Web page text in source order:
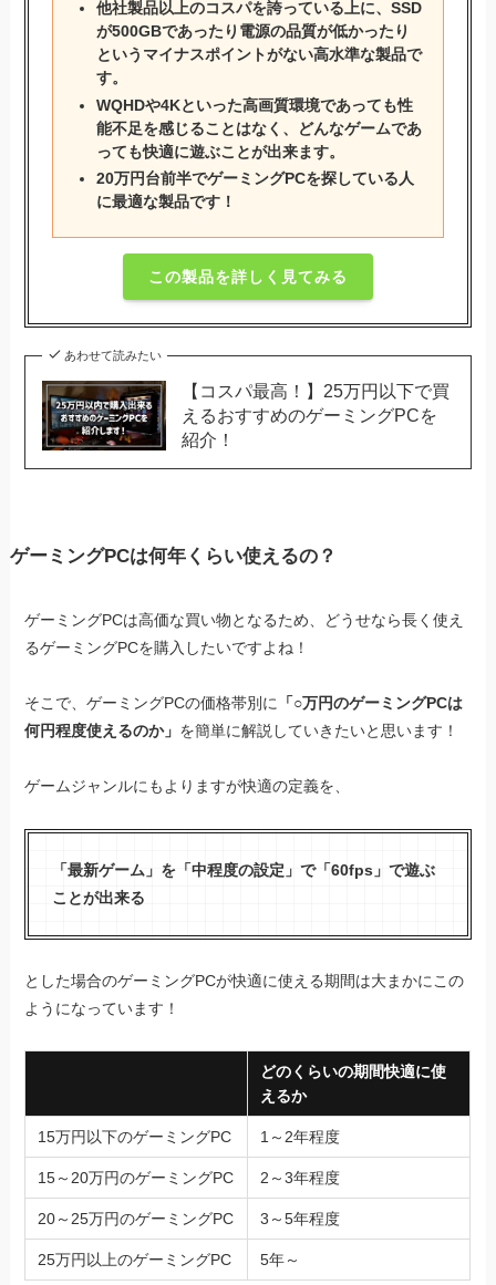
他社製品以上のコスパを誇っている上に、SSD
が500GBであったり電源の品質が低かったり
というマイナスポイントがない高水準な製品で
す。
WQHDや4Kといった高画質環境であっても性
能不足を感じることはなく、どんなゲームであ
っても快適に遊ぶことが出来ます。
20万円台前半でゲーミングPCを探している人
に最適な製品です！
この製品を詳しく見てみる
あわせて読みたい
【コスパ最高！】25万円以下で買
えるおすすめのゲーミングPCを
紹介！
ゲーミングPCは何年くらい使えるの？
ゲーミングPCは高価な買い物となるため、どうせなら長く使え
るゲーミングPCを購入したいですよね！
そこで、ゲーミングPCの価格帯別に
「○万円のゲーミングPCは
何円程度使えるのか」 を簡単に解説していきたいと思います！
ゲームジャンルにもよりますが快適の定義を、
「最新ゲーム」を「中程度の設定」で「60fps」で遊ぶ
ことが出来る
とした場合のゲーミングPCが快適に使える期間は大まかにこの
ようになっています！
どのくらいの期間快適に使
えるか
15万円以下のゲーミングPC 1～2年程度
15～20万円のゲーミングPC 2～3年程度
20～25万円のゲーミングPC 3～5年程度
25万円以上のゲーミングPC 5年～